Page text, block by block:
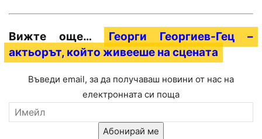
Вижте още…
Георги Георгиев-Гец –
актьорът, който живееше на сцената
Въведи email, за да получаваш новини от нас на
електронната си поща
Абонирай ме